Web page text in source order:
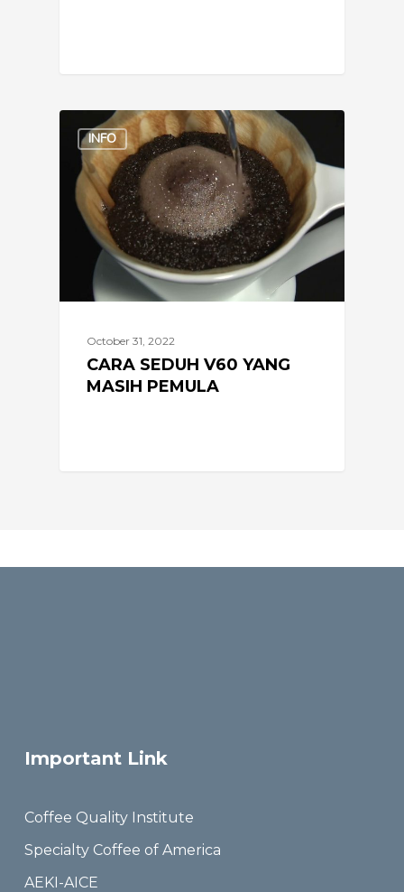
INFO
seduh
V60
yang
masih
pemula
October 31, 2022
CARA SEDUH V60 YANG
MASIH PEMULA
Important Link
Coffee Quality Institute
Specialty Coffee of America
AEKI-AICE